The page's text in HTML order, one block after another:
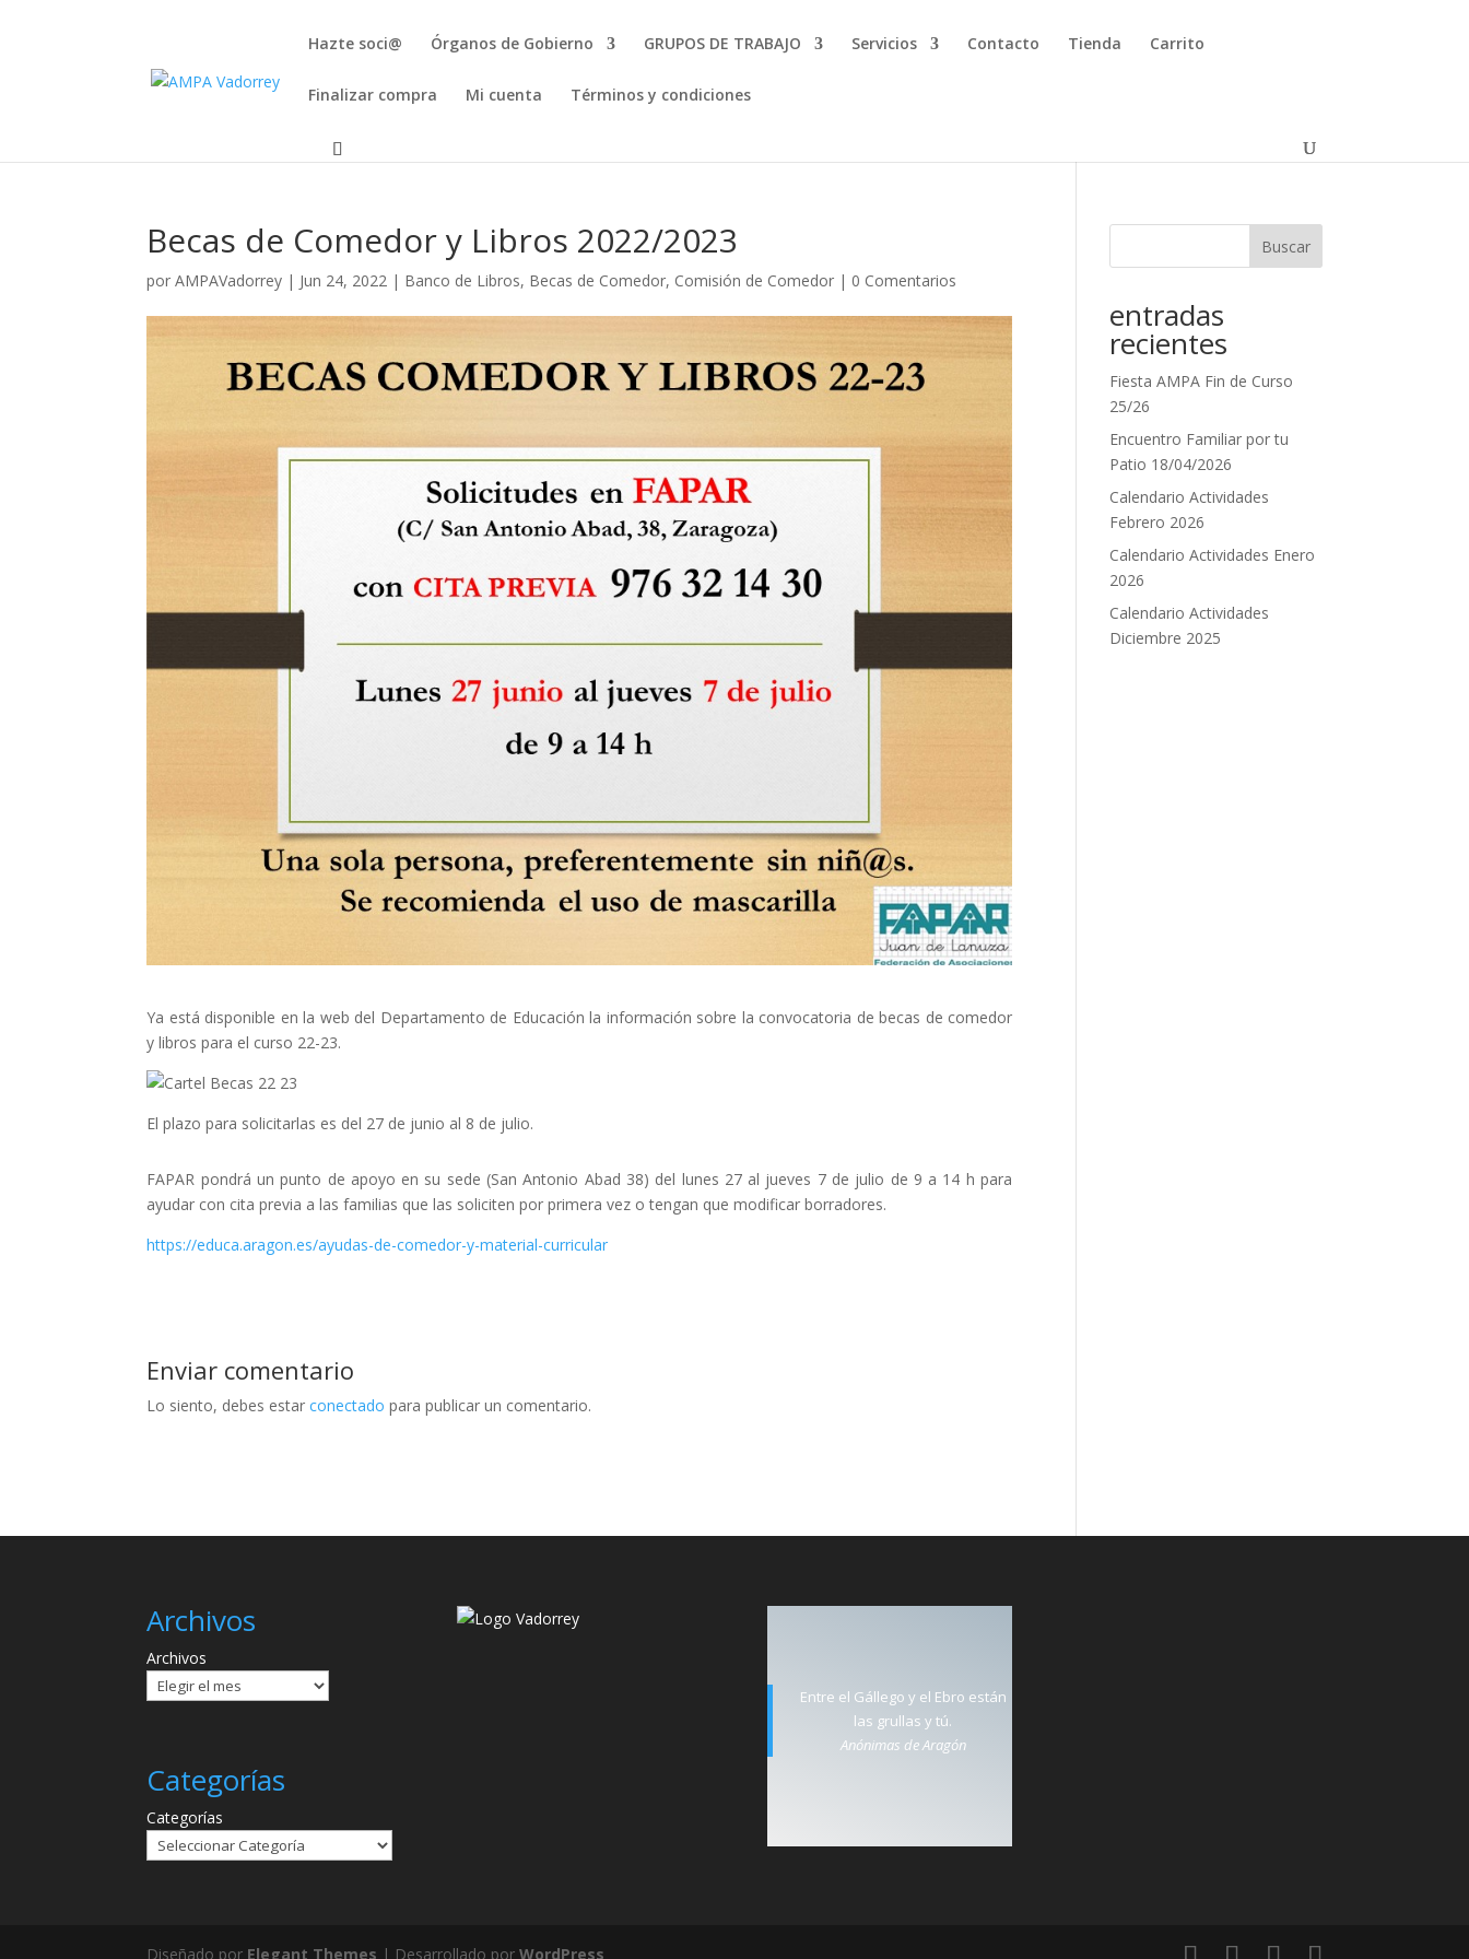
Hazte soci@ Órganos de Gobierno GRUPOS DE TRABAJO Servicios Contacto Tienda Carrito
Finalizar compra Mi cuenta Términos y condiciones
Becas de Comedor y Libros 2022/2023
porAMPAVadorrey | Jun 24, 2022 | Banco de Libros, Becas de Comedor, Comisión de Comedor | 0 Comentarios
Ya está disponible en la web del Departamento de Educación la información sobre la convocatoria de becas de comedor
y libros para el curso 22-23.
El plazo para solicitarlas es del 27 de junio al 8 de julio.
FAPAR pondrá un punto de apoyo en su sede (San Antonio Abad 38) del lunes 27 al jueves 7 de julio de 9 a 14 h para
ayudar con cita previa a las familias que las soliciten por primera vez o tengan que modificar borradores.
https://educa.aragon.es/ayudas-de-comedor-y-material-curricular
Enviar comentario
Lo siento, debes estarconectado para publicar un comentario.
Buscar
entradas
recientes
Fiesta AMPA Fin de Curso
25/26
Encuentro Familiar por tu
Patio 18/04/2026
Calendario Actividades
Febrero 2026
Calendario Actividades Enero
2026
Calendario Actividades
Diciembre 2025
Archivos
Archivos
Categorías
Categorías
Entre el Gállego y el Ebro están
las grullas y tú.
Anónimas de Aragón
Diseñado por Elegant Themes | Desarrollado porWordPress